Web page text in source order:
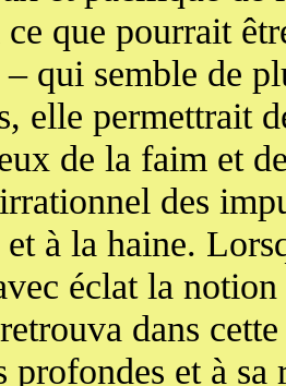
que pourrait
qui semble de
elle permettrait
de la faim et
des
et à la haine.
éclat la
dans
profondes et à